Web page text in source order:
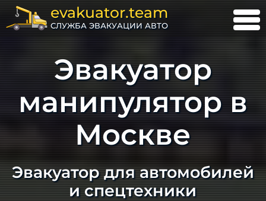
evakuator.team
СЛУЖБА ЭВАКУАЦИИ АВТО
Эвакуатор
манипулятор в
Москве
Эвакуатор для автомобилей
и спецтехники